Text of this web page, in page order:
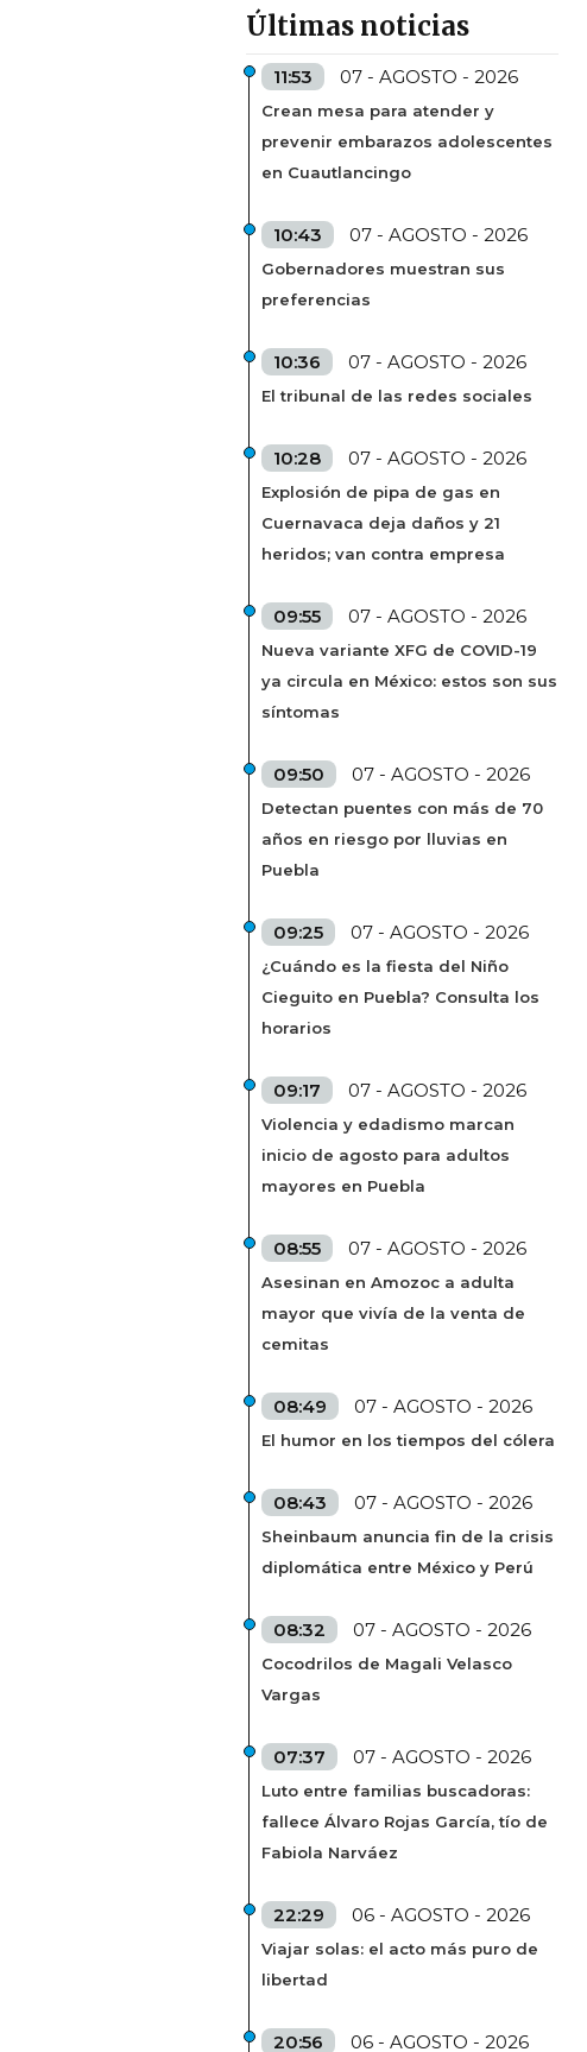
Últimas noticias
11:53 07 - AGOSTO - 2026
Crean mesa para atender y
prevenir embarazos adolescentes
en Cuautlancingo
10:43 07 - AGOSTO - 2026
Gobernadores muestran sus
preferencias
10:36 07 - AGOSTO - 2026
El tribunal de las redes sociales
10:28 07 - AGOSTO - 2026
Explosión de pipa de gas en
Cuernavaca deja daños y 21
heridos; van contra empresa
09:55 07 - AGOSTO - 2026
Nueva variante XFG de COVID-19
ya circula en México: estos son sus
síntomas
09:50 07 - AGOSTO - 2026
Detectan puentes con más de 70
años en riesgo por lluvias en
Puebla
09:25 07 - AGOSTO - 2026
¿Cuándo es la fiesta del Niño
Cieguito en Puebla? Consulta los
horarios
09:17 07 - AGOSTO - 2026
Violencia y edadismo marcan
inicio de agosto para adultos
mayores en Puebla
08:55 07 - AGOSTO - 2026
Asesinan en Amozoc a adulta
mayor que vivía de la venta de
cemitas
08:49 07 - AGOSTO - 2026
El humor en los tiempos del cólera
08:43 07 - AGOSTO - 2026
Sheinbaum anuncia fin de la crisis
diplomática entre México y Perú
08:32 07 - AGOSTO - 2026
Cocodrilos de Magali Velasco
Vargas
07:37 07 - AGOSTO - 2026
Luto entre familias buscadoras:
fallece Álvaro Rojas García, tío de
Fabiola Narváez
22:29 06 - AGOSTO - 2026
Viajar solas: el acto más puro de
libertad
20:56 06 - AGOSTO - 2026